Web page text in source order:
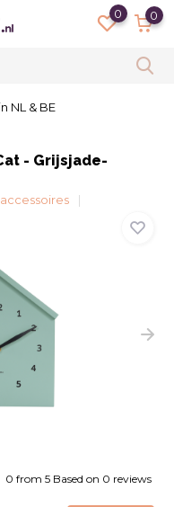
0 0
NL & BE
- Grijsjade-
0 from 5 Based on 0 reviews